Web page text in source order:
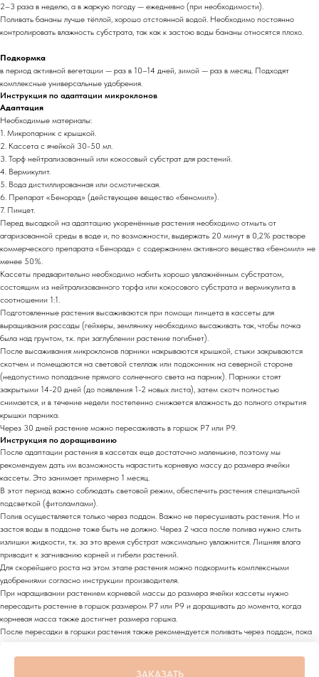
ЗАКАЗАТЬ
2–3 раза в неделю, а в жаркую погоду — ежедневно (при необходимости).
Поливать бананы лучше тёплой, хорошо отстоянной водой. Необходимо постоянно
контролировать влажность субстрата, так как к застою воды бананы относятся плохо.
Подкормка
в период активной вегетации — раз в 10–14 дней, зимой — раз в месяц. Подходят
комплексные универсальные удобрения.
Инструкция по адаптации микроклонов
Адаптация
Необходимые материалы:
1. Микропарник с крышкой.
2. Кассета с ячейкой 30-50 мл.
3. Торф нейтрализованный или кокосовый субстрат для растений.
4. Вермикулит.
5. Вода дистиллированная или осмотическая.
6. Препарат «Бенорад» (действующее вещество «беномил»).
7. Пинцет.
Перед высадкой на адаптацию укоренённые растения необходимо отмыть от
агаризованной среды в воде и, по возможности, выдержать 20 минут в 0,2% растворе
коммерческого препарата «Бенорад» с содержанием активного вещества «беномил» не
менее 50%.
Кассеты предварительно необходимо набить хорошо увлажнённым субстратом,
состоящим из нейтрализованного торфа или кокосового субстрата и вермикулита в
соотношении 1:1.
Подготовленные растения высаживаются при помощи пинцета в кассеты для
выращивания рассады (гейхеры, землянику необходимо высаживать так, чтобы почка
была над грунтом, т.к. при заглублении растение погибнет).
После высаживания микроклонов парники накрываются крышкой, стыки закрываются
скотчем и помещаются на световой стеллаж или подоконник на северной стороне
(недопустимо попадание прямого солнечного света на парник). Парники стоят
закрытыми 14-20 дней (до появления 1-2 новых листа), затем скотч полностью
снимается, и в течение недели постепенно снижается влажность до полного открытия
крышки парника.
Через 30 дней растение можно пересаживать в горшок Р7 или Р9.
Инструкция по доращиванию
После адаптации растения в кассетах еще достаточно маленькие, поэтому мы
рекомендуем дать им возможность нарастить корневую массу до размера ячейки
кассеты. Это занимает примерно 1 месяц.
В этот период важно соблюдать световой режим, обеспечить растения специальной
подсветкой (фитолампами).
Полив осуществляется только через поддон. Важно не пересушивать растения. Но и
застоя воды в поддоне тоже быть не должно. Через 2 часа после полива нужно слить
излишки жидкости, т.к. за это время субстрат максимально увлажнится. Лишняя влага
приводит к загниванию корней и гибели растений.
Для скорейшего роста на этом этапе растения можно подкормить комплексными
удобрениями согласно инструкции производителя.
При наращивании растением корневой массы до размера ячейки кассеты нужно
пересадить растение в горшок размером Р7 или Р9 и доращивать до момента, когда
корневая масса также достигнет размера горшка.
После пересадки в горшки растения также рекомендуется поливать через поддон, пока
оно значительно не окрепнет.
Затем растение можно пересаживать в открытый грунт.